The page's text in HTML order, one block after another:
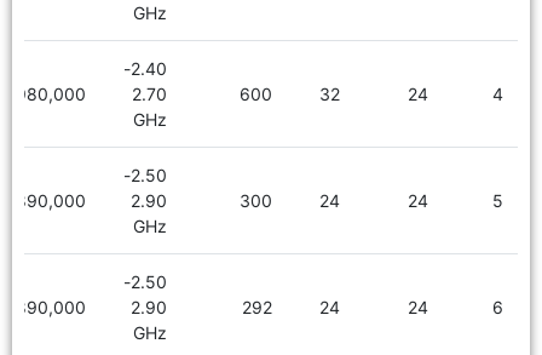
GHz
4
24
32
600
2.40-
2.70
GHz
1,980,000
5
24
24
300
2.50-
2.90
GHz
1,890,000
6
24
24
292
2.50-
2.90
GHz
1,890,000